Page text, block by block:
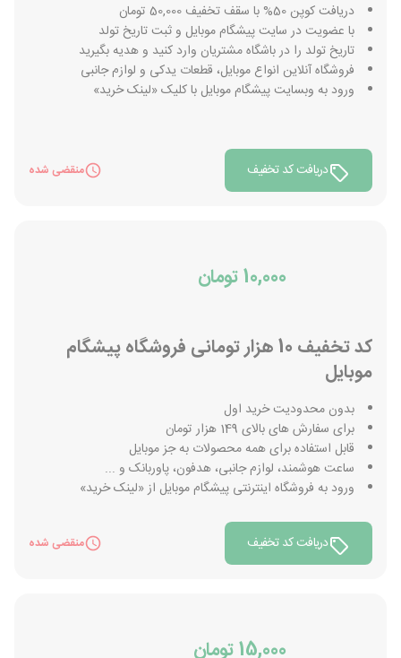
دریافت کوپن 50% با سقف تخفیف 50,000 تومان
با عضویت در سایت پیشگام موبایل و ثبت تاریخ تولد
تاریخ تولد را در باشگاه مشتریان وارد کنید و هدیه بگیرید
فروشگاه آنلاین انواع موبایل، قطعات یدکی و لوازم جانبی
ورود به وبسایت پیشگام موبایل با کلیک «لینک خرید»
دریافت کد تخفیف منقضی شده
10,000 تومان
کد تخفیف 10 هزار تومانی فروشگاه پیشگام
موبایل
بدون محدودیت خرید اول
برای سفارش های بالای 149 هزار تومان
قابل استفاده برای همه محصولات به جز موبایل
ساعت هوشمند، لوازم جانبی، هدفون، پاوربانک و ...
ورود به فروشگاه اینترنتی پیشگام موبایل از «لینک خرید»
دریافت کد تخفیف منقضی شده
15,000 تومان